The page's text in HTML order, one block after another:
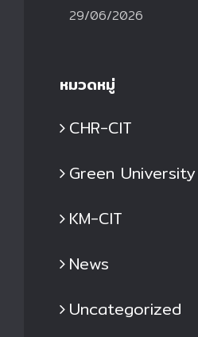
29/06/2026
หมวดหมู่
CHR-CIT
Green University
KM-CIT
News
Uncategorized